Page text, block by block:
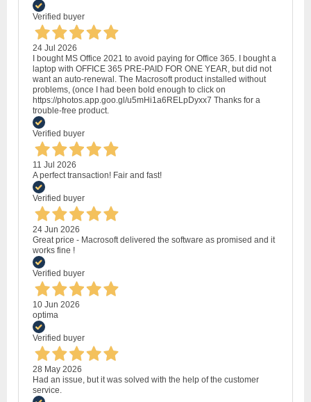
Verified buyer
24 Jul 2026
I bought MS Office 2021 to avoid paying for Office 365. I bought a
laptop with OFFICE 365 PRE-PAID FOR ONE YEAR, but did not
want an auto-renewal. The Macrosoft product installed without
problems, (once I had been bold enough to click on
https://photos.app.goo.gl/u5mHi1a6RELpDyxx7 Thanks for a
trouble-free product.
Verified buyer
11 Jul 2026
A perfect transaction! Fair and fast!
Verified buyer
24 Jun 2026
Great price - Macrosoft delivered the software as promised and it
works fine !
Verified buyer
10 Jun 2026
optima
Verified buyer
28 May 2026
Had an issue, but it was solved with the help of the customer
service.